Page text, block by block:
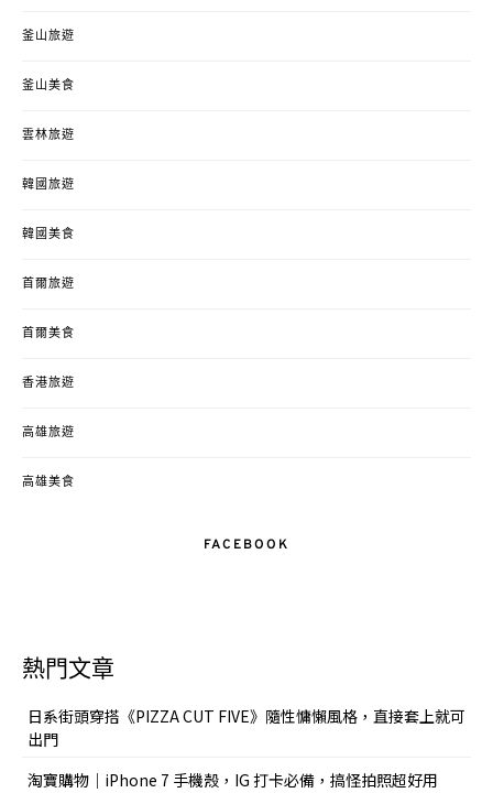
釜山旅遊
釜山美食
雲林旅遊
韓國旅遊
韓國美食
首爾旅遊
首爾美食
香港旅遊
高雄旅遊
高雄美食
FACEBOOK
熱門文章
日系街頭穿搭《PIZZA CUT FIVE》隨性慵懶風格，直接套上就可
出門
淘寶購物｜iPhone 7 手機殼，IG 打卡必備，搞怪拍照超好用